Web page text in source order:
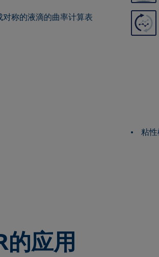
称的液滴的曲率计算表
粘
的应用